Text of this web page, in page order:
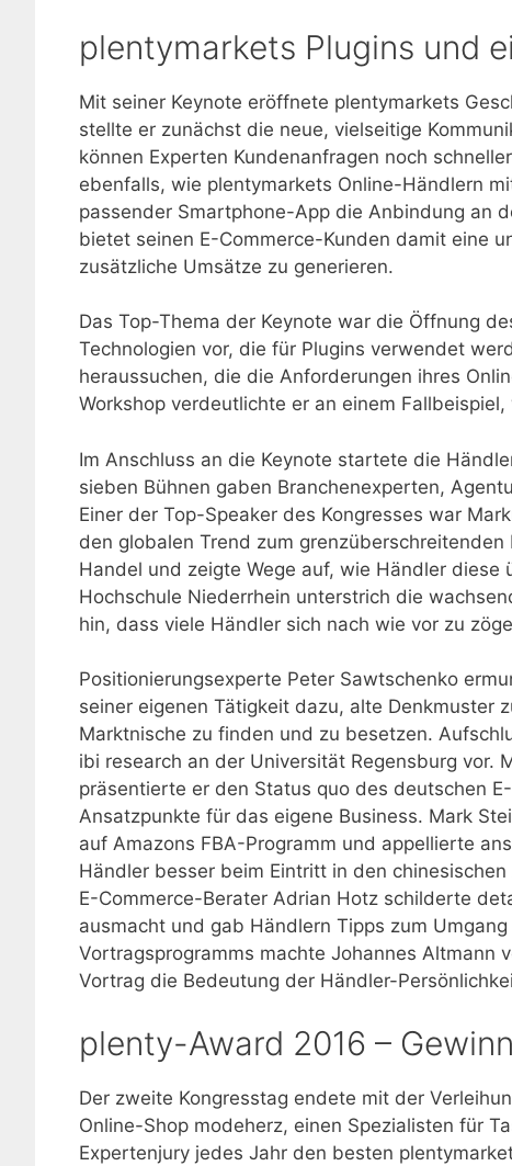
plentymarkets Plugins und
Mit seiner Keynote eröffnete plentymarkets
stellte er zunächst die neue, vielseitige
können Experten Kundenanfragen noch
ebenfalls, wie plentymarkets Online-Händlern
passender Smartphone-App die Anbindung an
bietet seinen E-Commerce-Kunden damit eine
zusätzliche Umsätze zu generieren.
Das Top-Thema der Keynote war die Öffnung
Technologien vor, die für Plugins verwendet
heraussuchen, die die Anforderungen ihres
Workshop verdeutlichte er an einem
Im Anschluss an die Keynote startete die
sieben Bühnen gaben Branchenexperten,
Einer der Top-Speaker des Kongresses war
den globalen Trend zum
Handel und zeigte Wege auf, wie Händler
Hochschule Niederrhein unterstrich die
hin, dass viele Händler sich nach wie vor zu
Positionierungsexperte Peter Sawtschenko
seiner eigenen Tätigkeit dazu, alte Denkmuster
Marktnische zu finden und zu besetzen.
ibi research an der Universität Regensburg
präsentierte er den Status quo des deutschen
Ansatzpunkte für das eigene Business. Mark
auf Amazons FBA-Programm und appellierte
Händler besser beim Eintritt in den
E-Commerce-Berater Adrian Hotz schilderte
ausmacht und gab Händlern Tipps zum
Vortragsprogramms machte Johannes Altmann
Vortrag die Bedeutung der Händler-
plenty-Award 2016 –
Der zweite Kongresstag endete mit der
Online-Shop modeherz, einen Spezialisten für
Expertenjury jedes Jahr den besten